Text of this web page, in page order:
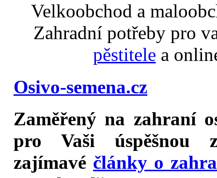
Velkoobchod a
Zahradní potřeby pro
pěstitele a
Osivo-semena.cz
Zaměřený na zahraní
pro Vaši úspěšnou
zajímavé články o